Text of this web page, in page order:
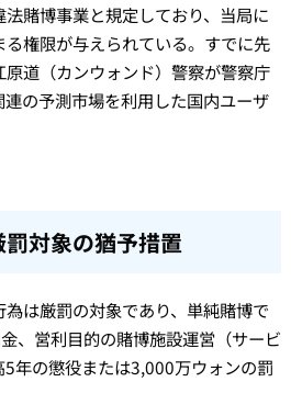
賭博事業と規定しており、当局に
権限が与えられている。すでに先
道（カンウォンド）警察が警察庁
の予測市場を利用した国内ユーザ
対象の猶予措置
は厳罰の対象であり、単純賭博で
、営利目的の賭博施設運営（サービ
年の懲役または3,000万ウォンの罰